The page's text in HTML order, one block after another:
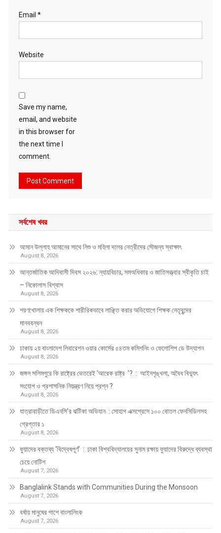
Email *
Website
Save my name,
email, and website
in this browser for
the next time I
comment.
সর্বশেষ খবর
আমান উল্লাহ আমানের সাথে নিশু ও মহিলা দলের নেত্রীদের সৌজন্য স্বাক্ষাৎ
August 8, 2026
আন্তর্জাতিক আদিবাসী দিবস ২০২৬: ন্যায়বিচার, সমঅধিকার ও জাতিসত্ত্বার স্বীকৃতি চাই
– নিকোলাস বিশ্বাস
August 8, 2026
শরণখোলায় এক শিক্ষককে শারীরিকভাবে লাঞ্ছিত করার অভিযোগে শিক্ষক নেতৃবৃন্দের
মানববন্ধন
August 8, 2026
ঢাকায় ২য় বাংলাদেশ লিবারেশন ওয়ার কোর্সের ৫৪তম কমিশনিং ও ফেলোশিপ ডে উদ্‌যাপন
August 8, 2026
জঙ্গল সলিমপুরে কি রাষ্ট্রের ভেতরেই ‘আরেক রাষ্ট্র ’? : আইনশৃঙ্খলা, অবৈধ বিদ্যুৎ
সংযোগ ও প্রশাসনিক নিয়ন্ত্রণ নিয়ে প্রশ্ন ?
August 8, 2026
যাত্রাবাড়ীতে ডিএনসি’র ঝটিকা অভিযান : সোহাগ এক্সপ্রেসে ১০০ বোতল ফেনসিডিলসহ
গ্রেপ্তার ১
August 8, 2026
ফুয়াদের বক্তব্য ‘বিদ্বেষপূর্ণ’ : ঢাকা বিশ্ববিদ্যালয়ের সুনাম রক্ষায় ফুয়াদের বিরুদ্ধে ব্যবস্থা
চেয়ে নোটিশ
August 7, 2026
Banglalink Stands with Communities During the Monsoon
August 7, 2026
বর্ষায় মানুষের পাশে বাংলালিংক
August 7, 2026